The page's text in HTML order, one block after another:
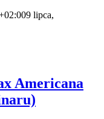
9 lipca,
Americana